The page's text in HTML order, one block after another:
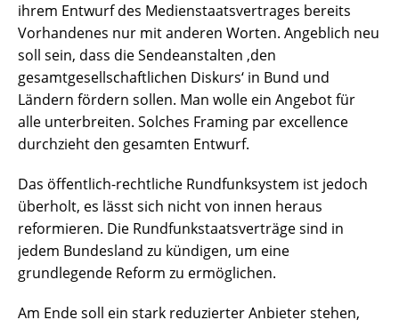
ihrem Entwurf des Medienstaatsvertrages bereits
Vorhandenes nur mit anderen Worten. Angeblich neu
soll sein, dass die Sendeanstalten ‚den
gesamtgesellschaftlichen Diskurs‘ in Bund und
Ländern fördern sollen. Man wolle ein Angebot für
alle unterbreiten. Solches Framing par excellence
durchzieht den gesamten Entwurf.
Das öffentlich-rechtliche Rundfunksystem ist jedoch
überholt, es lässt sich nicht von innen heraus
reformieren. Die Rundfunkstaatsverträge sind in
jedem Bundesland zu kündigen, um eine
grundlegende Reform zu ermöglichen.
Am Ende soll ein stark reduzierter Anbieter stehen,